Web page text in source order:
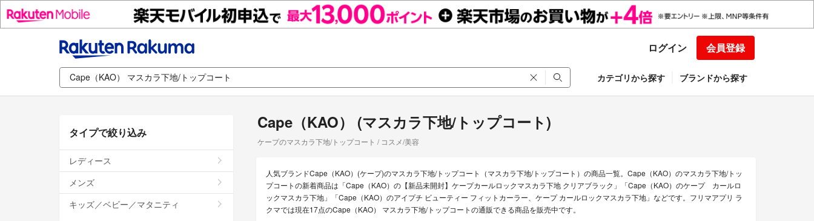
ログイン 会員登録
カテゴリから探す ブランドから探す
Cape（KAO） (マスカラ下地/トップコート)
ケープのマスカラ下地/トップコート / コスメ/美容
人気ブランドCape（KAO）(ケープ)のマスカラ下地/トップコート（マスカラ下地/トップコート）の商品一覧。Cape（KAO）のマスカラ下地/トッ
プコートの新着商品は「Cape（KAO）の【新品未開封】ケープカールロックマスカラ下地 クリアブラック」「Cape（KAO）のケープ カールロ
ックマスカラ下地」「Cape（KAO）のアイプチ ビューティー フィットカーラー、ケープ カールロックマスカラ下地」などです。フリマアプリ ラ
クマでは現在17点のCape（KAO） マスカラ下地/トップコートの通販できる商品を販売中です。
タイプで絞り込み
レディース
メンズ
キッズ／ベビー／マタニティ